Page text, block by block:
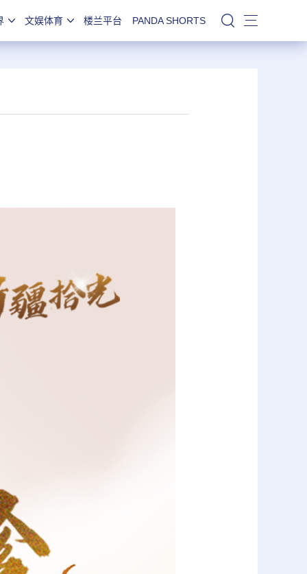
文娱体育 楼兰平台 PANDA SHORTS 站内搜索